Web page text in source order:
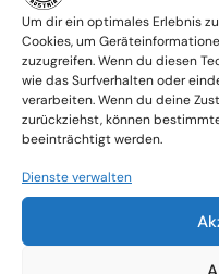
Um dir ein optimales Erlebnis
Cookies, um
zuzugreifen. Wenn du diesen
wie das Surfverhalten oder
verarbeiten. Wenn du deine
zurückziehst, können
beeinträchtigt werden.
Dienste verwalten
Warum
Ein Team mit
Verständnis und
Absolute
Zusammenarbeit